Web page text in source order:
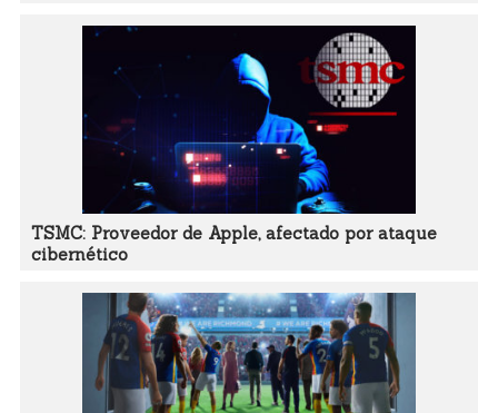
TSMC: Proveedor de Apple, afectado por ataque
cibernético